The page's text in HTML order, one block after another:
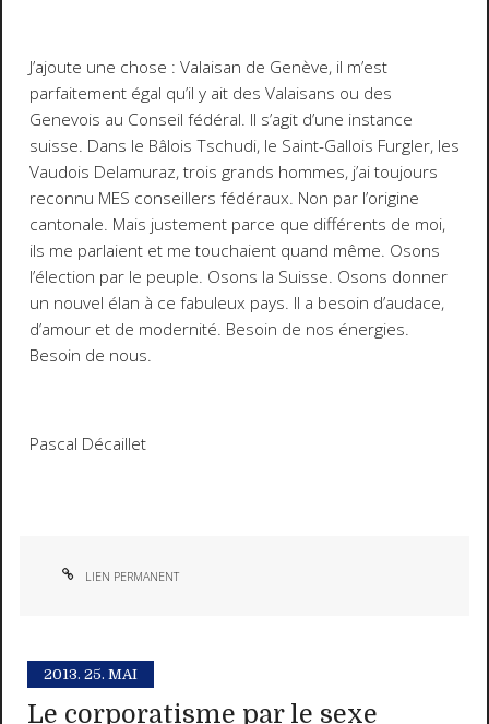
J’ajoute une chose : Valaisan de Genève, il m’est
parfaitement égal qu’il y ait des Valaisans ou des
Genevois au Conseil fédéral. Il s’agit d’une instance
suisse. Dans le Bâlois Tschudi, le Saint-Gallois Furgler, les
Vaudois Delamuraz, trois grands hommes, j’ai toujours
reconnu MES conseillers fédéraux. Non par l’origine
cantonale. Mais justement parce que différents de moi,
ils me parlaient et me touchaient quand même. Osons
l’élection par le peuple. Osons la Suisse. Osons donner
un nouvel élan à ce fabuleux pays. Il a besoin d’audace,
d’amour et de modernité. Besoin de nos énergies.
Besoin de nous.
Pascal Décaillet
LIEN PERMANENT
2013. 25. MAI
Le corporatisme par le sexe